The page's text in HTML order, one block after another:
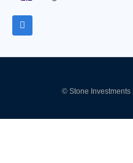
© Stone Investments